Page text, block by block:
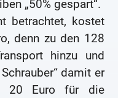
„50% gespart“.
betrachtet, kostet
denn zu den 128
hinzu und
damit er
20 Euro für die